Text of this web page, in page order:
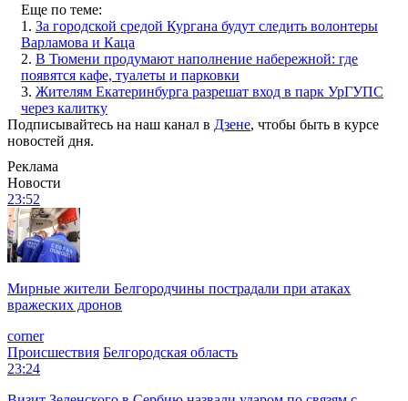
Еще по теме:
1. За городской средой Кургана будут следить волонтеры
Варламова и Каца
2. В Тюмени продумают наполнение набережной: где
появятся кафе, туалеты и парковки
3. Жителям Екатеринбурга разрешат вход в парк УрГУПС
через калитку
Подписывайтесь на наш канал в Дзене, чтобы быть в курсе
новостей дня.
Реклама
Новости
23:52
Мирные жители Белгородчины пострадали при атаках
вражеских дронов
corner
Происшествия Белгородская область
23:24